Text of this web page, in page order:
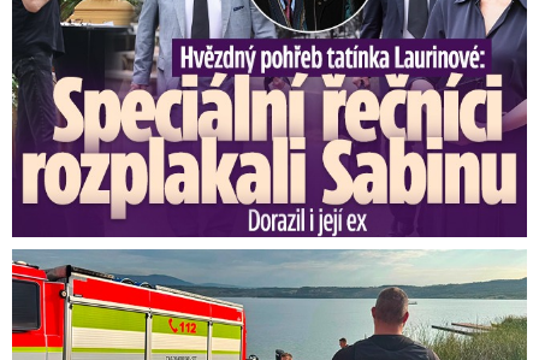
Svědci o tragédii na jezeře Most: Byl to masakr!